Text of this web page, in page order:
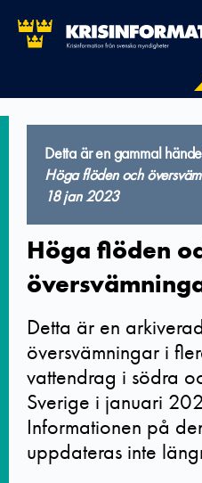
Detta är en gammal
Höga flöden och
18 jan 2023
Höga flöden
Detta är en
översvämningar i
vattendrag i södra
Sverige i januari
Informationen på
uppdateras inte